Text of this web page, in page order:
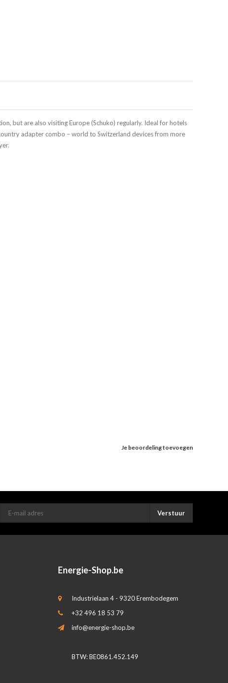
but are also visiting Europe (Schuko) regularly. Ideal for hotels
adapter combo – world to Switzerland devices from more
Je beoordeling toevoegen
Verstuur
Energie-Shop.be
Industrielaan 4 - 9320 Erembodegem
+32 496 18 53 79
info@energie-shop.be
BTW: BE0861.452.149